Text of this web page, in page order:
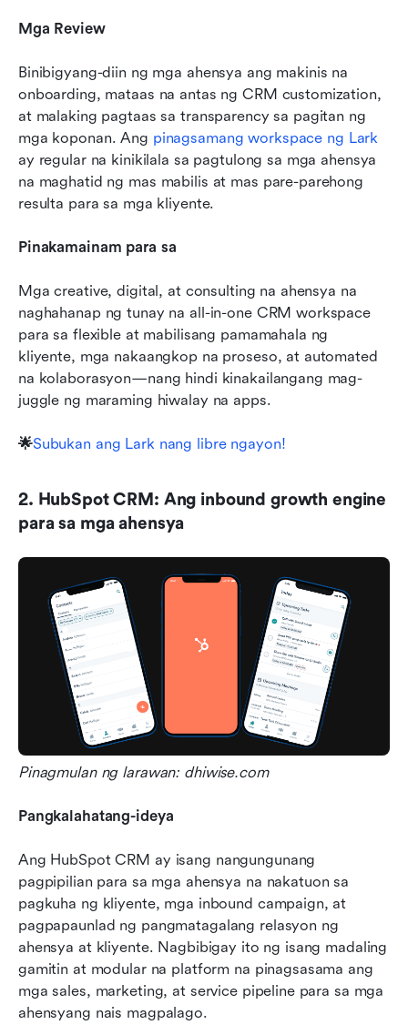
Mga Review
Binibigyang-diin ng mga ahensya ang makinis na
onboarding, mataas na antas ng CRM customization,
at malaking pagtaas sa transparency sa pagitan ng
mga koponan. Ang pinagsamang workspace ng Lark
ay regular na kinikilala sa pagtulong sa mga ahensya
na maghatid ng mas mabilis at mas pare-parehong
resulta para sa mga kliyente.
Pinakamainam para sa
Mga creative, digital, at consulting na ahensya na
naghahanap ng tunay na all-in-one CRM workspace
para sa flexible at mabilisang pamamahala ng
kliyente, mga nakaangkop na proseso, at automated
na kolaborasyon—nang hindi kinakailangang mag-
juggle ng maraming hiwalay na apps.
🌟Subukan ang Lark nang libre ngayon!
2. HubSpot CRM: Ang inbound growth engine
para sa mga ahensya
Pinagmulan ng larawan: dhiwise.com
Pangkalahatang-ideya
Ang HubSpot CRM ay isang nangungunang
pagpipilian para sa mga ahensya na nakatuon sa
pagkuha ng kliyente, mga inbound campaign, at
pagpapaunlad ng pangmatagalang relasyon ng
ahensya at kliyente. Nagbibigay ito ng isang madaling
gamitin at modular na platform na pinagsasama ang
mga sales, marketing, at service pipeline para sa mga
ahensyang nais magpalago.